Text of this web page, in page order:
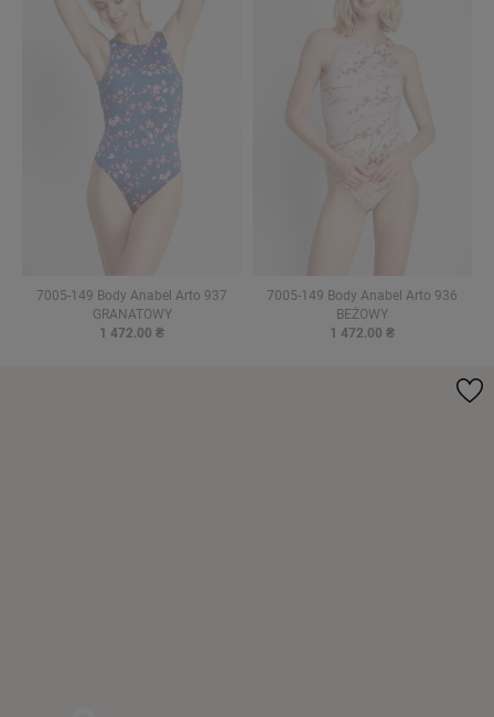
7005-149 Body Anabel Arto 937
GRANATOWY
1 472.00 ₴
7005-149 Body Anabel Arto 936
BEŻOWY
1 472.00 ₴